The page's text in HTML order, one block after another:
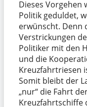
Dieses Vorgehen
Politik geduldet,
erwünscht. Denn
Verstrickungen
Politiker mit den
und die
Kreuzfahrtriesen
Somit bleibt der
„nur“ die Fahrt
Kreuzfahrtschiffe